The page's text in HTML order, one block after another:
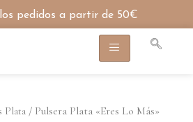
pedidos a partir de 50€
Plata / Pulsera Plata «Eres Lo Más»